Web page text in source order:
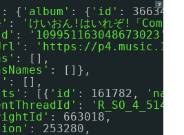
?
: { 'album' : { 'id' :
:
'けいおん!はいれぞ!「
: '109951163048673023'
:
'https://
: [],
: []},
: [],
: [{ 'id' : 161782,
:
: 663018,
: 253280,